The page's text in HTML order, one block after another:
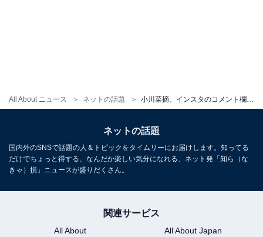
All About ニュース ネットの話題
ネットの話題
国内外のSNSで話題の人＆トピックをタイムリーにお届けします。知ってる
だけでちょっと得する、なんだか楽しい気分になれる、ネット発「知ら（な
きゃ）損」ニュースが盛りだくさん。
関連サービス
All About
All About Japan